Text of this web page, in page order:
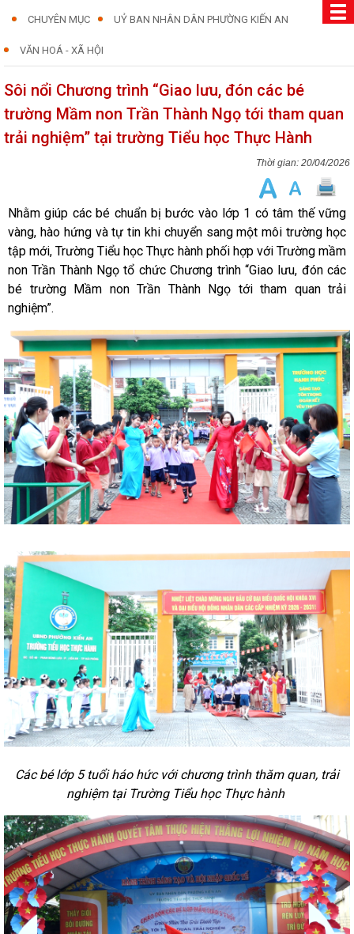
CHUYÊN MỤC UỶ BAN NHÂN DÂN PHƯỜNG KIẾN AN
VĂN HOÁ - XÃ HỘI
Sôi nổi Chương trình “Giao lưu, đón các bé
trường Mầm non Trần Thành Ngọ tới tham quan
trải nghiệm” tại trường Tiểu học Thực Hành
20/04/2026
Nhằm giúp các bé chuẩn bị bước vào lớp 1 có tâm thế vững
vàng, hào hứng và tự tin khi chuyển sang một môi trường học
tập mới, Trường Tiểu học Thực hành phối hợp với Trường mầm
non Trần Thành Ngọ tổ chức Chương trình “Giao lưu, đón các
bé trường Mầm non Trần Thành Ngọ tới tham quan trải
nghiệm”.
Các bé lớp 5 tuổi háo hức với chương trình thăm quan, trải
nghiệm tại Trường Tiểu học Thực hành